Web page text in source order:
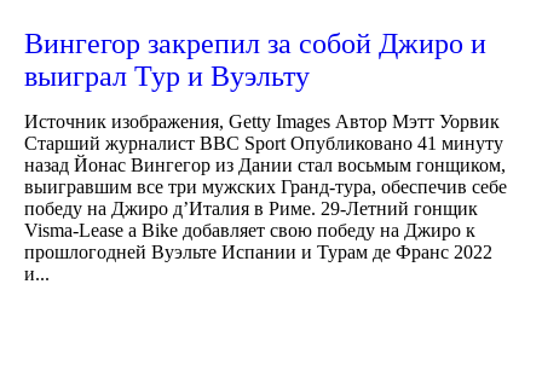
Вингегор закрепил за собой Джиро и
выиграл Тур и Вуэльту
Источник изображения, Getty Images Автор Мэтт Уорвик
Старший журналист BBC Sport Опубликовано 41 минуту
назад Йонас Вингегор из Дании стал восьмым гонщиком,
выигравшим все три мужских Гранд-тура, обеспечив себе
победу на Джиро д’Италия в Риме. 29-Летний гонщик
Visma-Lease a Bike добавляет свою победу на Джиро к
прошлогодней Вуэльте Испании и Турам де Франс 2022
и...